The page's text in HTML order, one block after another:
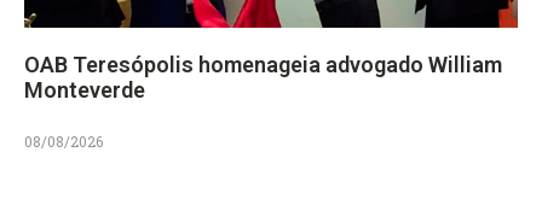
OAB Teresópolis homenageia advogado William
Monteverde
08/08/2026